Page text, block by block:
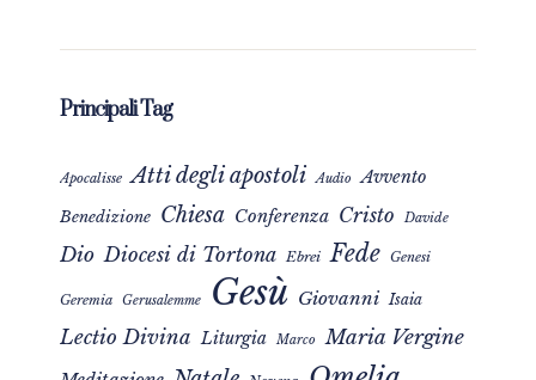
Principali Tag
Apocalisse Atti degli apostoli Audio Avvento
Benedizione Chiesa Conferenza Cristo Davide
Dio Diocesi di Tortona Ebrei Fede Genesi
Geremia Gerusalemme Gesù Giovanni Isaia
Lectio Divina Liturgia Marco Maria Vergine